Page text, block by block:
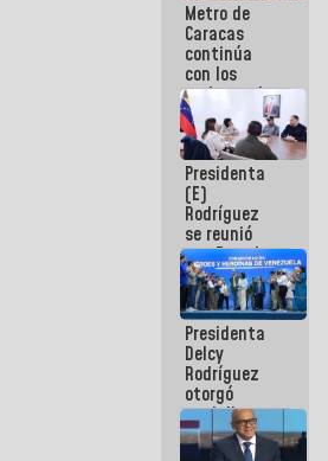
Metro de
Caracas
continúa
con los
trabajos de
mantenimiento
e inspección
en la Línea 2
Presidenta
(E)
Rodríguez
se reunió
con Estado
Mayor
Eléctrico
para
abordar
planes de
acción
Presidenta
Delcy
Rodríguez
otorgó
medalla
"Héroe de
Venezuela"